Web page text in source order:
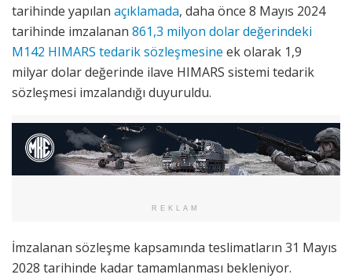
tarihinde yapılan açıklamada, daha önce 8 Mayıs 2024
tarihinde imzalanan 861,3 milyon dolar değerindeki
M142 HIMARS tedarik sözleşmesine ek olarak 1,9
milyar dolar değerinde ilave HIMARS sistemi tedarik
sözleşmesi imzalandığı duyuruldu.
REKLAM
İmzalanan sözleşme kapsamında teslimatların 31 Mayıs
2028 tarihinde kadar tamamlanması bekleniyor.